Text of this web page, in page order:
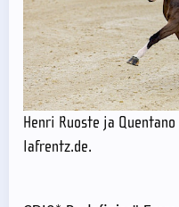
Henri Ruoste ja
lafrentz.de.